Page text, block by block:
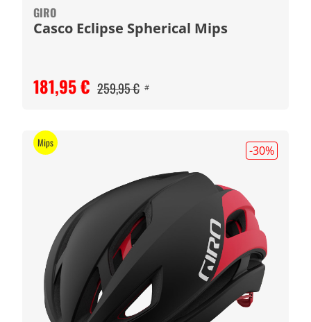
GIRO
Casco Eclipse Spherical Mips
181,95 € 259,95 € #
-30%
Mips